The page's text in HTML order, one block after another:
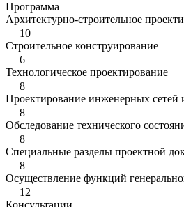
Программа
Архитектурно-строительное
10
Строительное конструирование
6
Технологическое проектирование
8
Проектирование инженерных сетей
8
Обследование технического
8
Специальные разделы проектной
8
Осуществление функций
12
Консультации